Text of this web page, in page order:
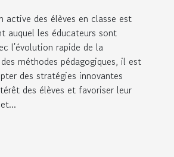
active des élèves en classe est
auquel les éducateurs sont
l'évolution rapide de la
méthodes pédagogiques, il est
des stratégies innovantes
des élèves et favoriser leur